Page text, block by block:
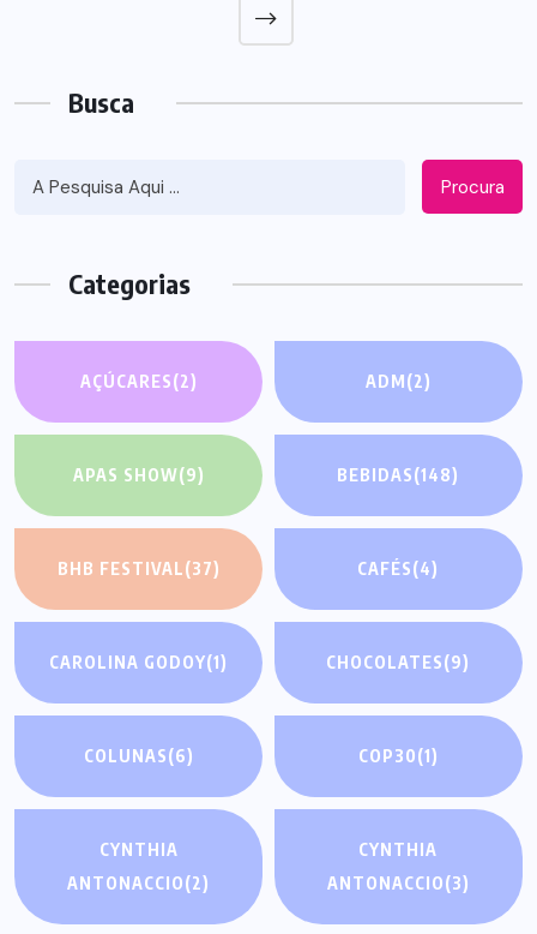
Busca
Procura
Categorias
AÇÚCARES(2) ADM(2)
APAS SHOW(9) BEBIDAS(148)
BHB FESTIVAL(37) CAFÉS(4)
CAROLINA GODOY(1) CHOCOLATES(9)
COLUNAS(6) COP30(1)
CYNTHIA
ANTONACCIO(2)
CYNTHIA
ANTONACCIO(3)